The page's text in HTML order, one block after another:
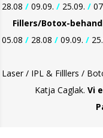
28.08 / 09.09. / 25.09. /
Fillers/Botox-
05.08 / 28.08 / 09.09. /
Laser / IPL & Filllers /
Katja Caglak. Vi